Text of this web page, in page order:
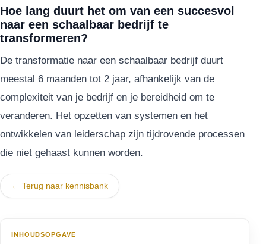
Hoe lang duurt het om van een succesvol
naar een schaalbaar bedrijf te
transformeren?
De transformatie naar een schaalbaar bedrijf duurt
meestal 6 maanden tot 2 jaar, afhankelijk van de
complexiteit van je bedrijf en je bereidheid om te
veranderen. Het opzetten van systemen en het
ontwikkelen van leiderschap zijn tijdrovende processen
die niet gehaast kunnen worden.
← Terug naar kennisbank
INHOUDSOPGAVE